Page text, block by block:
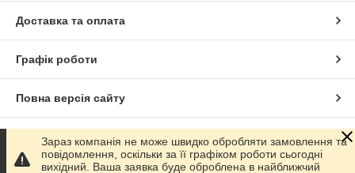
Доставка та оплата
Графік роботи
Повна версія сайту
Сайт створено на маркетплейсі Prom.ua
Зараз компанія не може швидко обробляти замовлення та
повідомлення, оскільки за її графіком роботи сьогодні
вихідний. Ваша заявка буде оброблена в найближчий